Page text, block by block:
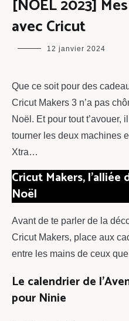
[NOËL 2023]
avec Cricut
maman
12 janvier 2024
Que ce soit pour des
Cricut Makers 3 n’a pas
Noël. Et pour tout t’avouer,
tourner les deux machines
Xtra…
Cricut Makers, l’alliée
Noël
Avant de te parler de la
Cricut Makers, place aux
entre les mains de ceux que
Le calendrier de
pour Ninie